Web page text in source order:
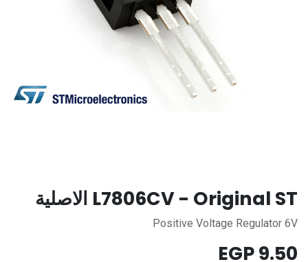
L7806CV - Original ST الاصلية
Positive Voltage Regulator 6V
9.50